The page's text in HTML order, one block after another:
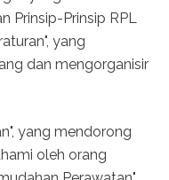
Prinsip-Prinsip RPL
yang
dan mengorganisir
yang mendorong
oleh orang